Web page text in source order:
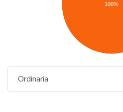
100%
Ordinaria